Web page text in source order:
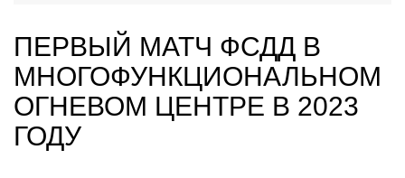
ПЕРВЫЙ МАТЧ ФСДД В
МНОГОФУНКЦИОНАЛЬНОМ
ОГНЕВОМ ЦЕНТРЕ В 2023
ГОДУ